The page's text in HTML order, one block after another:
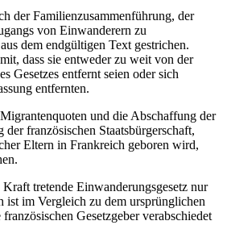
der Familienzusammenführung, der
von Einwanderern zu
dem endgültigen Text gestrichen.
dass sie entweder zu weit von der
Gesetzes entfernt seien oder sich
entfernten.
und die Abschaffung der
der französischen Staatsbürgerschaft,
Eltern in Frankreich geboren wird,
Kraft tretende Einwanderungsgesetz nur
ist im Vergleich zu dem ursprünglichen
Gesetzgeber verabschiedet